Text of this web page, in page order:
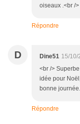
oiseaux .<br /
Répondre
D Dine51 15/10/
<br />
idée pour
bonne
Répondre